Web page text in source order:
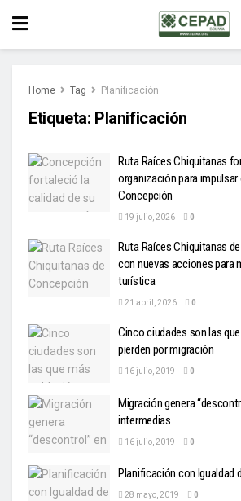
Home Tag Planificación
Etiqueta: Planificación
Ruta Raíces Chiquitanas
organización para
Concepción
19 julio, 2026 0
Ruta Raíces Chiquitanas
con nuevas acciones para
turística
21 abril, 2026 0
Cinco ciudades son las
pierden por migración
16 julio, 2019 0
Migración genera
intermedias
16 julio, 2019 0
Planificación con Igualdad
28 mayo, 2019 0